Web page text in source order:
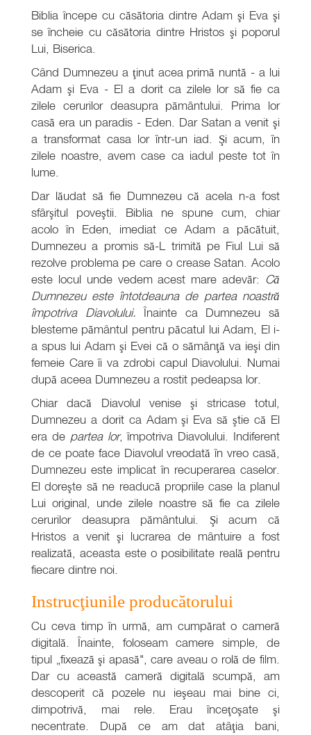
Biblia începe cu căsătoria dintre Adam şi Eva şi
se încheie cu căsătoria dintre Hristos şi poporul
Lui, Biserica.
Când Dumnezeu a ţinut acea primă nuntă - a lui
Adam şi Eva - El a dorit ca zilele lor să fie ca
zilele cerurilor deasupra pământului. Prima lor
casă era un paradis - Eden. Dar Satan a venit şi
a transformat casa lor într-un iad. Şi acum, în
zilele noastre, avem case ca iadul peste tot în
lume.
Dar lăudat să fie Dumnezeu că acela n-a fost
sfârşitul poveştii. Biblia ne spune cum, chiar
acolo în Eden, imediat ce Adam a păcătuit,
Dumnezeu a promis să-L trimită pe Fiul Lui să
rezolve problema pe care o crease Satan. Acolo
este locul unde vedem acest mare adevăr: Că
Dumnezeu este întotdeauna de partea noastră
împotriva Diavolului.Înainte ca Dumnezeu să
blesteme pământul pentru păcatul lui Adam, El i-
a spus lui Adam şi Evei că o sămânţă va ieşi din
femeie Care îi va zdrobi capul Diavolului. Numai
după aceea Dumnezeu a rostit pedeapsa lor.
Chiar dacă Diavolul venise şi stricase totul,
Dumnezeu a dorit ca Adam şi Eva să ştie că El
era de partea lor, împotriva Diavolului. Indiferent
de ce poate face Diavolul vreodată în vreo casă,
Dumnezeu este implicat în recuperarea caselor.
El doreşte să ne readucă propriile case la planul
Lui original, unde zilele noastre să fie ca zilele
cerurilor deasupra pământului. Şi acum că
Hristos a venit şi lucrarea de mântuire a fost
realizată, aceasta este o posibilitate reală pentru
fiecare dintre noi.
Instrucţiunile producătorului
Cu ceva timp în urmă, am cumpărat o cameră
digitală. Înainte, foloseam camere simple, de
tipul „fixează şi apasă", care aveau o rolă de film.
Dar cu această cameră digitală scumpă, am
descoperit că pozele nu ieşeau mai bine ci,
dimpotrivă, mai rele. Erau înceţoşate şi
necentrate. După ce am dat atâţia bani,